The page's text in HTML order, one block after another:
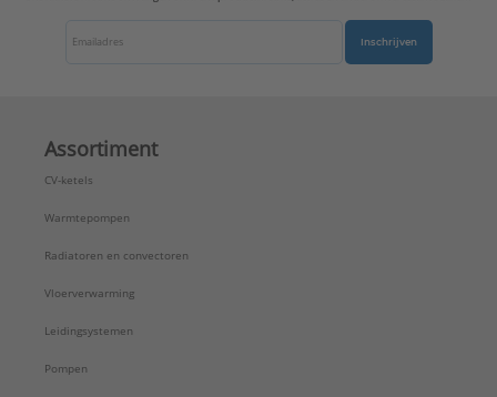
Inschrijven
Assortiment
CV-ketels
Warmtepompen
Radiatoren en convectoren
Vloerverwarming
Leidingsystemen
Pompen